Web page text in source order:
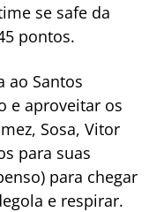
se safe da
pontos.
ao Santos
e aproveitar os
Sosa, Vitor
para suas
para chegar
e respirar.